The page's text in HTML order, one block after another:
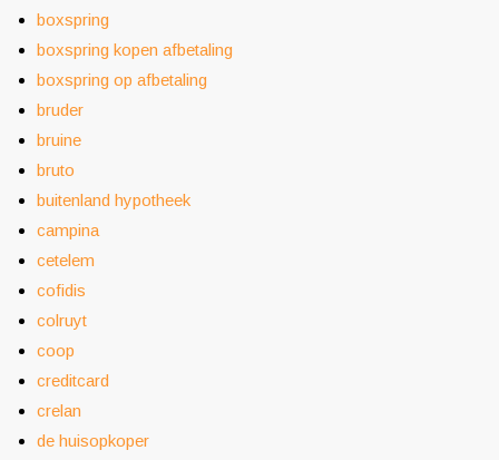
boxspring
boxspring kopen afbetaling
boxspring op afbetaling
bruder
bruine
bruto
buitenland hypotheek
campina
cetelem
cofidis
colruyt
coop
creditcard
crelan
de huisopkoper